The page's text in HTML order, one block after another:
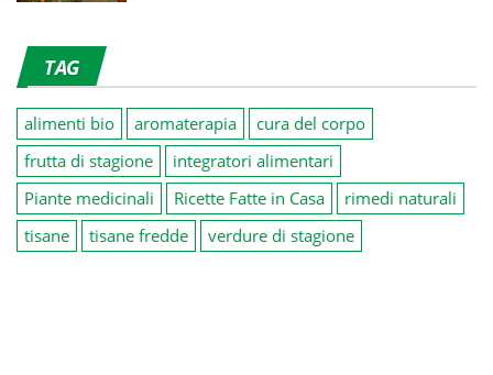
TAG
alimenti bio aromaterapia
cura del corpo
frutta di stagione
integratori alimentari
Piante medicinali
Ricette Fatte in Casa
rimedi naturali
tisane
tisane fredde verdure di stagione